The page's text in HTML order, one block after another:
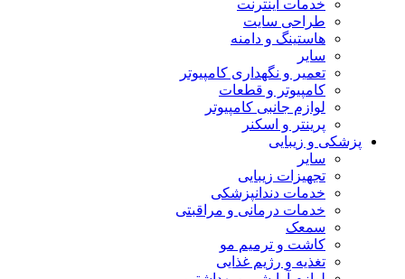
خدمات اینترنت
طراحی سایت
هاستینگ و دامنه
سایر
تعمیر و نگهداری کامپیوتر
کامپیوتر و قطعات
لوازم جانبی کامپیوتر
پرینتر و اسکنر
پزشکی و زیبایی
سایر
تجهیزات زیبایی
خدمات دندانپزشکی
خدمات درمانی و مراقبتی
سمعک
کاشت و ترمیم مو
تغذیه و رژیم غذایی